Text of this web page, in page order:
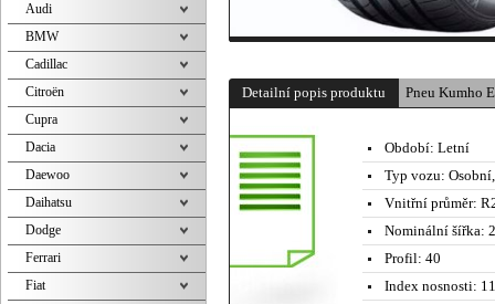
Detailní popis produktu Pneu Kumho
Období: Letní
Typ vozu:
Vnitřní průměr:
Nominální šířka:
Profil: 40
Index nosnosti:
Audi
BMW
Cadillac
Citroën
Cupra
Dacia
Daewoo
Daihatsu
Dodge
Ferrari
Fiat